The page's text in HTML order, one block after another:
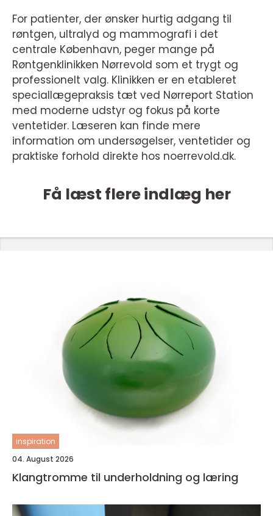
For patienter, der ønsker hurtig adgang til
røntgen, ultralyd og mammografi i det
centrale København, peger mange på
Røntgenklinikken Nørrevold som et trygt og
professionelt valg. Klinikken er en etableret
speciallægepraksis tæt ved Nørreport Station
med moderne udstyr og fokus på korte
ventetider. Læseren kan finde mere
information om undersøgelser, ventetider og
praktiske forhold direkte hos noerrevold.dk.
Få læst flere indlæg her
inspiration
04. August 2026
Klangtromme til underholdning og læring